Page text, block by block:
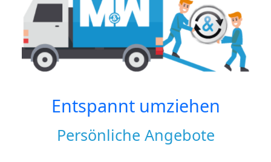
Entspannt umziehen
Persönliche Angebote